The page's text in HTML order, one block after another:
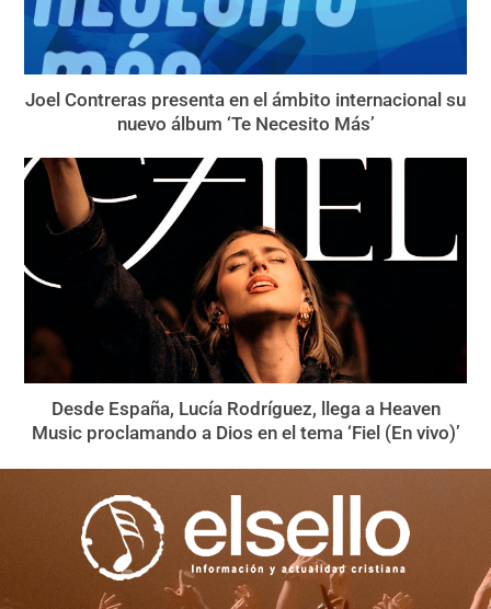
Joel Contreras presenta en el ámbito internacional su
nuevo álbum ‘Te Necesito Más’
Desde España, Lucía Rodríguez, llega a Heaven
Music proclamando a Dios en el tema ‘Fiel (En vivo)’